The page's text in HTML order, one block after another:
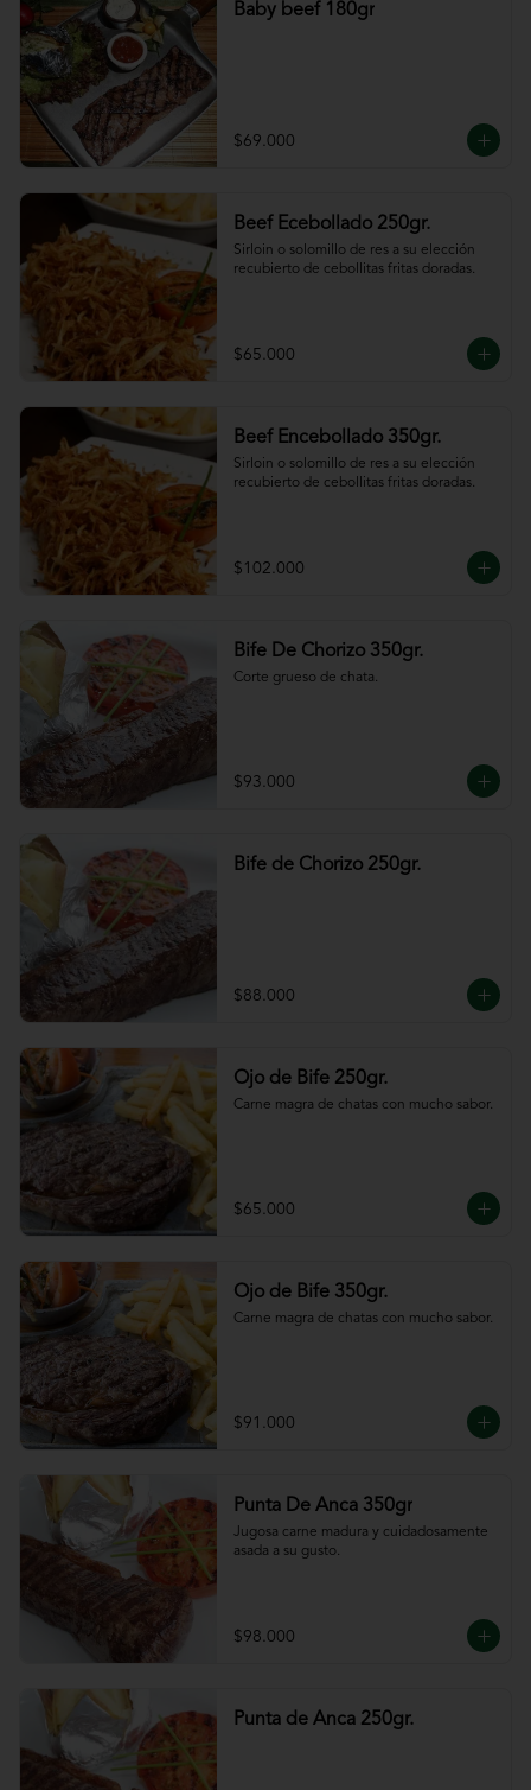
Baby beef 180gr
$69.000
Beef Ecebollado 250gr.
Sirloin o solomillo de res a su elección
recubierto de cebollitas fritas doradas.
$65.000
Beef Encebollado 350gr.
Sirloin o solomillo de res a su elección
recubierto de cebollitas fritas doradas.
$102.000
Bife De Chorizo 350gr.
Corte grueso de chata.
$93.000
Bife de Chorizo 250gr.
$88.000
Ojo de Bife 250gr.
Carne magra de chatas con mucho sabor.
$65.000
Ojo de Bife 350gr.
Carne magra de chatas con mucho sabor.
$91.000
Punta De Anca 350gr
Jugosa carne madura y cuidadosamente
asada a su gusto.
$98.000
Punta de Anca 250gr.